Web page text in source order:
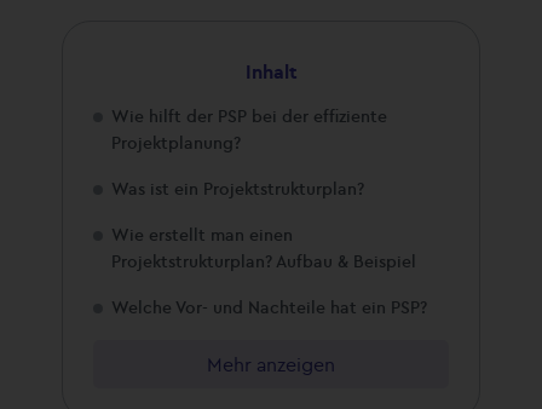
Inhalt
Wie hilft der PSP bei der effiziente
Projektplanung?
Was ist ein Projektstrukturplan?
Wie erstellt man einen
Projektstrukturplan? Aufbau & Beispiel
Welche Vor- und Nachteile hat ein PSP?
Mehr anzeigen